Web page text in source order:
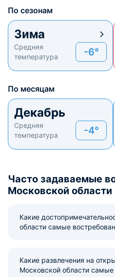
По сезонам
Зима
Средняя
температура
-6°
По месяцам
Декабрь
Средняя
температура
-4°
Часто задаваемые
Московской области
Какие
области самые
Какие развлечения на
Московской области